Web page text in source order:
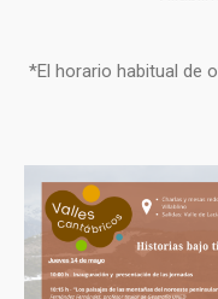
*El horario habitual de